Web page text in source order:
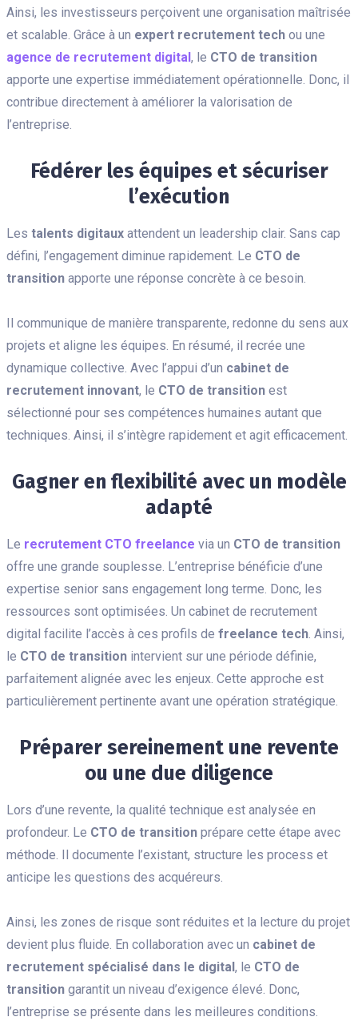
Ainsi, les investisseurs perçoivent une organisation maîtrisée
et scalable. Grâce à un expert recrutement tech ou une
agence de recrutement digital, le CTO de transition
apporte une expertise immédiatement opérationnelle. Donc, il
contribue directement à améliorer la valorisation de
l’entreprise.
Fédérer les équipes et sécuriser
l’exécution
Les talents digitaux attendent un leadership clair. Sans cap
défini, l’engagement diminue rapidement. Le CTO de
transition apporte une réponse concrète à ce besoin.
Il communique de manière transparente, redonne du sens aux
projets et aligne les équipes. En résumé, il recrée une
dynamique collective. Avec l’appui d’un cabinet de
recrutement innovant, le CTO de transition est
sélectionné pour ses compétences humaines autant que
techniques. Ainsi, il s’intègre rapidement et agit efficacement.
Gagner en flexibilité avec un modèle
adapté
Le recrutement CTO freelance via un CTO de transition
offre une grande souplesse. L’entreprise bénéficie d’une
expertise senior sans engagement long terme. Donc, les
ressources sont optimisées. Un cabinet de recrutement
digital facilite l’accès à ces profils de freelance tech. Ainsi,
le CTO de transition intervient sur une période définie,
parfaitement alignée avec les enjeux. Cette approche est
particulièrement pertinente avant une opération stratégique.
Préparer sereinement une revente
ou une due diligence
Lors d’une revente, la qualité technique est analysée en
profondeur. Le CTO de transition prépare cette étape avec
méthode. Il documente l’existant, structure les process et
anticipe les questions des acquéreurs.
Ainsi, les zones de risque sont réduites et la lecture du projet
devient plus fluide. En collaboration avec un cabinet de
recrutement spécialisé dans le digital, le CTO de
transition garantit un niveau d’exigence élevé. Donc,
l’entreprise se présente dans les meilleures conditions.